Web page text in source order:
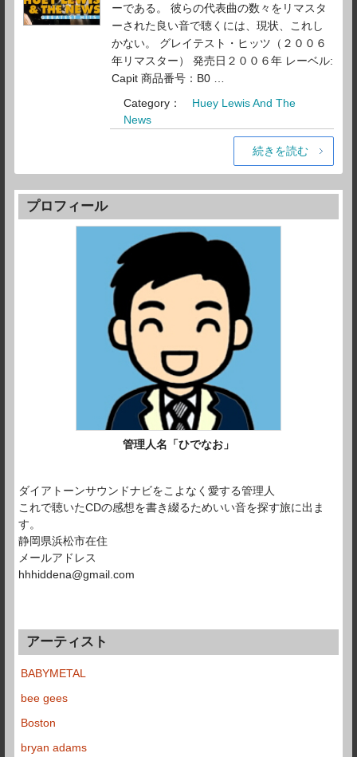
ーである。 彼らの代表曲の数々をリマスタ
ーされた良い音で聴くには、現状、これし
かない。 グレイテスト・ヒッツ（２００６
年リマスター） 発売日２００６年 レーベル:
Capit 商品番号：B0 …
Category：
Huey Lewis And The
News
続きを読む
プロフィール
管理人名「ひでなお」
ダイアトーンサウンドナビをこよなく愛する管理人
これで聴いたCDの感想を書き綴るためいい音を探す旅に出ま
す。
静岡県浜松市在住
メールアドレス
hhhiddena@gmail.com
アーティスト
BABYMETAL
bee gees
Boston
bryan adams